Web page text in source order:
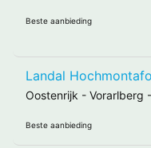
Beste aanbieding
Landal
Oostenrijk - Vorarlberg -
Beste aanbieding